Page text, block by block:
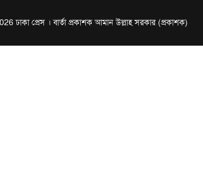
ঢাকা প্রেস । বার্তা প্রকাশক আমান উল্লাহ সরকার (প্রকাশক)